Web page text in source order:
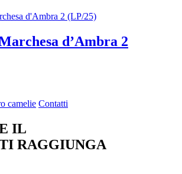
d’Ambra 2
camelie Contatti
IL
RAGGIUNGA